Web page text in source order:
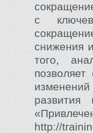
с
снижения
того,
http://